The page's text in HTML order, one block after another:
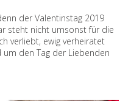
der Valentinstag 2019
steht nicht umsonst für die
verliebt, ewig verheiratet
den Tag der Liebenden